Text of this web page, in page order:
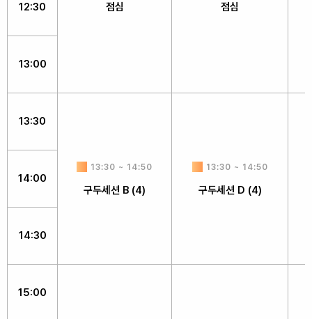
점심 점심
12:30
13:00
13:30
13:30 ~ 14:50
구두세션 B (4)
13:30 ~ 14:50
구두세션 D (4)
14:00
14:30
15:00